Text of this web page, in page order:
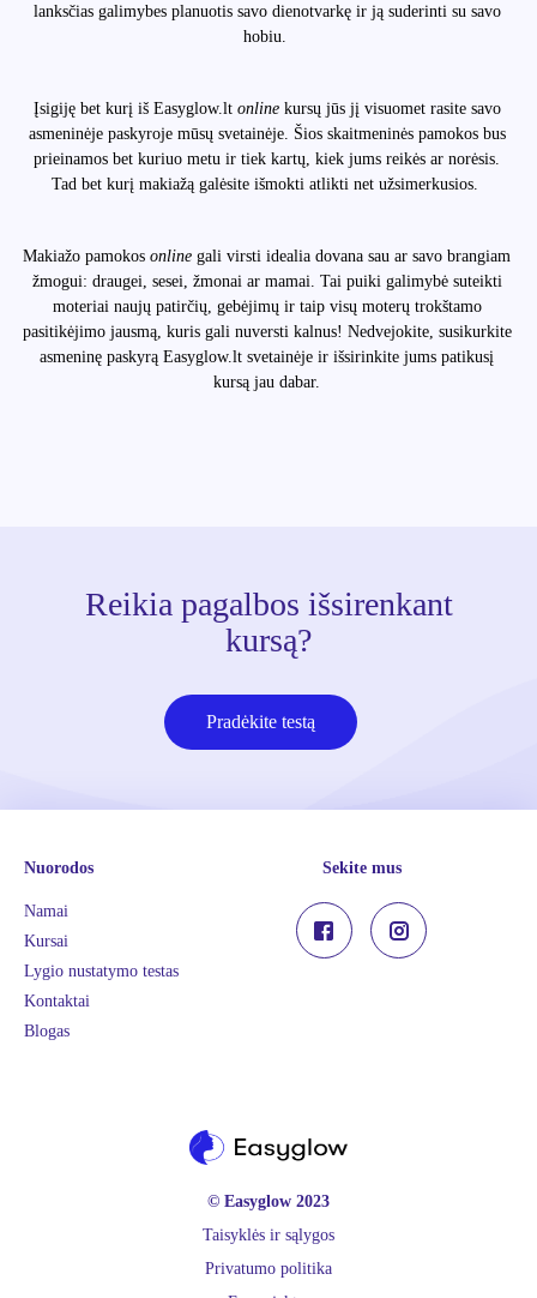
lanksčias galimybes planuotis savo dienotvarkę ir ją suderinti su savo
hobiu.
Įsigiję bet kurį iš Easyglow.lt onlinekursų jūs jį visuomet rasite savo
asmeninėje paskyroje mūsų svetainėje. Šios skaitmeninės pamokos bus
prieinamos bet kuriuo metu ir tiek kartų, kiek jums reikės ar norėsis.
Tad bet kurį makiažą galėsite išmokti atlikti net užsimerkusios.
Makiažo pamokos online gali virsti idealia dovana sau ar savo brangiam
žmogui: draugei, sesei, žmonai ar mamai. Tai puiki galimybė suteikti
moteriai naujų patirčių, gebėjimų ir taip visų moterų trokštamo
pasitikėjimo jausmą, kuris gali nuversti kalnus! Nedvejokite, susikurkite
asmeninę paskyrą Easyglow.lt svetainėje ir išsirinkite jums patikusį
kursą jau dabar.
Reikia pagalbos išsirenkant
kursą?
Pradėkite testą
Nuorodos
Namai
Kursai
Lygio nustatymo testas
Kontaktai
Blogas
Sekite mus
© Easyglow 2023
Taisyklės ir sąlygos
Privatumo politika